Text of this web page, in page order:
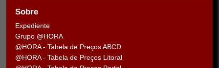
Sobre
Expediente
Grupo @HORA
@HORA - Tabela de Preços ABCD
@HORA - Tabela de Preços Litoral